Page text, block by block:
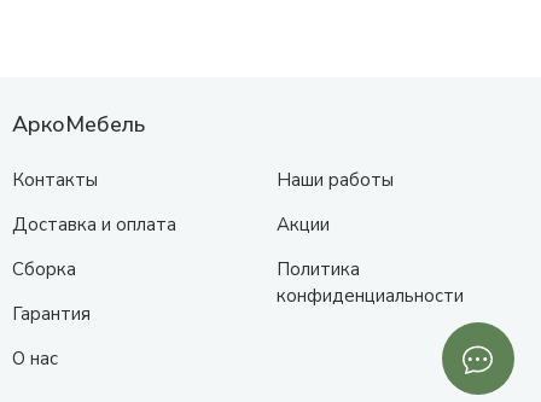
АркоМебель
Контакты
Доставка и оплата
Сборка
Гарантия
О нас
Наши работы
Акции
Политика
конфиденциальности